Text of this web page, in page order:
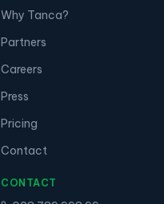
Why Tanca?
Partners
Careers
Press
Pricing
Contact
CONTACT